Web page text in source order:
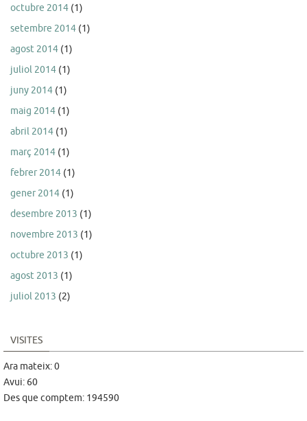
octubre 2014 (1)
setembre 2014 (1)
agost 2014 (1)
juliol 2014 (1)
juny 2014 (1)
maig 2014 (1)
abril 2014 (1)
març 2014 (1)
febrer 2014 (1)
gener 2014 (1)
desembre 2013 (1)
novembre 2013 (1)
octubre 2013 (1)
agost 2013 (1)
juliol 2013 (2)
VISITES
Ara mateix: 0
Avui: 60
Des que comptem: 194590